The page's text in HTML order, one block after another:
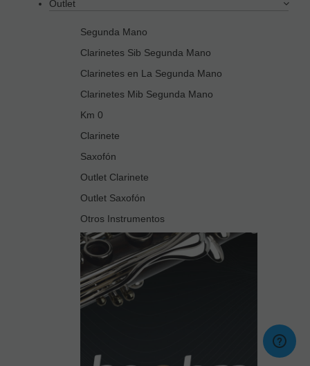
Outlet
Segunda Mano
Clarinetes Sib Segunda Mano
Clarinetes en La Segunda Mano
Clarinetes Mib Segunda Mano
Km 0
Clarinete
Saxofón
Outlet Clarinete
Outlet Saxofón
Otros Instrumentos